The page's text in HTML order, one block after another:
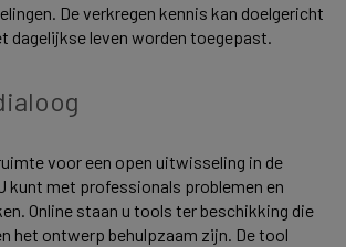
De verkregen kennis kan doelgericht
dagelijkse leven worden toegepast.
voor een open uitwisseling in de
kunt met professionals problemen en
Online staan u tools ter beschikking die
het ontwerp behulpzaam zijn. De tool